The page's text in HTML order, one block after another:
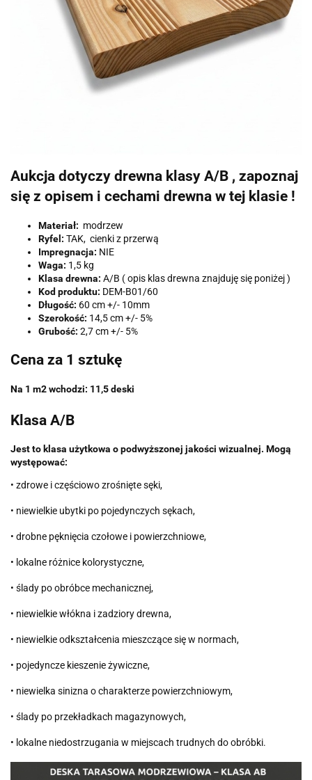
Aukcja dotyczy drewna klasy A/B , zapoznaj
się z opisem i cechami drewna w tej klasie !
Materiał: modrzew
Ryfel: TAK, cienki z przerwą
Impregnacja: NIE
Waga: 1,5 kg
Klasa drewna: A/B ( opis klas drewna znajduję się poniżej )
Kod produktu: DEM-B01/60
Długość: 60 cm +/- 10mm
Szerokość: 14,5 cm +/- 5%
Grubość: 2,7 cm +/- 5%
Cena za 1 sztukę
Na 1 m2 wchodzi: 11,5 deski
Klasa A/B
Jest to klasa użytkowa o podwyższonej jakości wizualnej. Mogą
występować:
• zdrowe i częściowo zrośnięte sęki,
• niewielkie ubytki po pojedynczych sękach,
• drobne pęknięcia czołowe i powierzchniowe,
• lokalne różnice kolorystyczne,
• ślady po obróbce mechanicznej,
• niewielkie włókna i zadziory drewna,
• niewielkie odkształcenia mieszczące się w normach,
• pojedyncze kieszenie żywiczne,
• niewielka sinizna o charakterze powierzchniowym,
• ślady po przekładkach magazynowych,
• lokalne niedostrzugania w miejscach trudnych do obróbki.